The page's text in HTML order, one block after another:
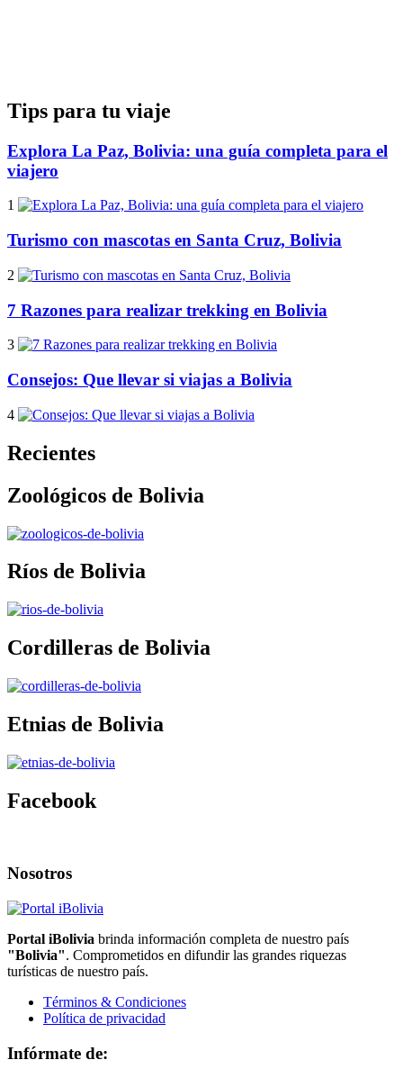
Tips para tu viaje
Explora La Paz, Bolivia: una guía completa para el
viajero
1
Turismo con mascotas en Santa Cruz, Bolivia
2
7 Razones para realizar trekking en Bolivia
3
Consejos: Que llevar si viajas a Bolivia
4
Recientes
Zoológicos de Bolivia
Ríos de Bolivia
Cordilleras de Bolivia
Etnias de Bolivia
Facebook
Nosotros
Portal iBolivia brinda información completa de nuestro país
"Bolivia". Comprometidos en difundir las grandes riquezas
turísticas de nuestro país.
Términos & Condiciones
Política de privacidad
Infórmate de: